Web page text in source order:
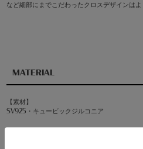
など細部にまでこだわったクロスデザインはよ
MATERIAL
【素材】
SV925・キュービックジルコニア